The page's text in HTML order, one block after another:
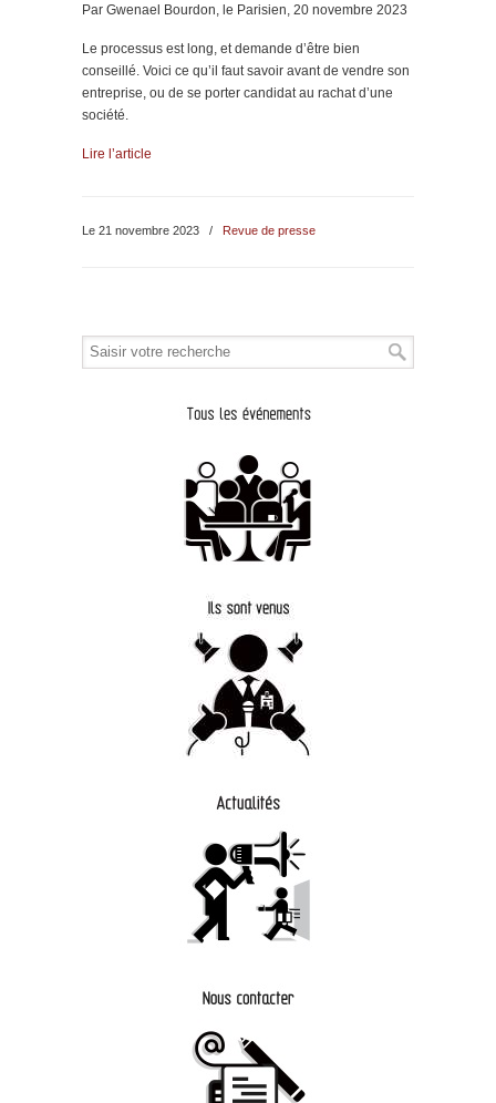
Par Gwenael Bourdon, le Parisien, 20 novembre 2023
Le processus est long, et demande d’être bien
conseillé. Voici ce qu’il faut savoir avant de vendre son
entreprise, ou de se porter candidat au rachat d’une
société.
Lire l’article
Le 21 novembre 2023 / Revue de presse